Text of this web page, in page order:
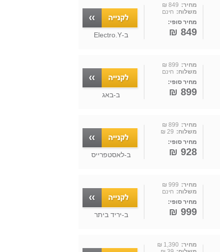
מחיר: 849 ₪
משלוח: חינם
מחיר סופי:
849 ₪ ב-Electro.Y
מחיר: 899 ₪
משלוח: חינם
מחיר סופי:
899 ₪ ב-באג
מחיר: 899 ₪
משלוח: 29 ₪
מחיר סופי:
928 ₪ ב-לאסטפרייס
מחיר: 999 ₪
משלוח: חינם
מחיר סופי:
999 ₪ ב-יריד ביתר
מחיר: 1,390 ₪